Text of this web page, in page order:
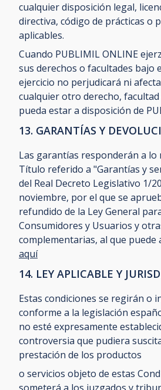
cualquier disposición legal,
directiva, código de prácticas o
aplicables.
Cuando PUBLIMIL ONLINE
sus derechos o facultades bajo
ejercicio no perjudicará ni
cualquier otro derecho,
pueda estar a disposición de
13. GARANTÍAS Y
Las garantías responderán a lo
Título referido a "Garantías y
del Real Decreto Legislativo 1/
noviembre, por el que se
refundido de la Ley General
Consumidores y Usuarios y
complementarias, al que puede
aquí
14. LEY APLICABLE Y
Estas condiciones se regirán o
conforme a la legislación
no esté expresamente
controversia que pudiera
prestación de los productos
o servicios objeto de estas